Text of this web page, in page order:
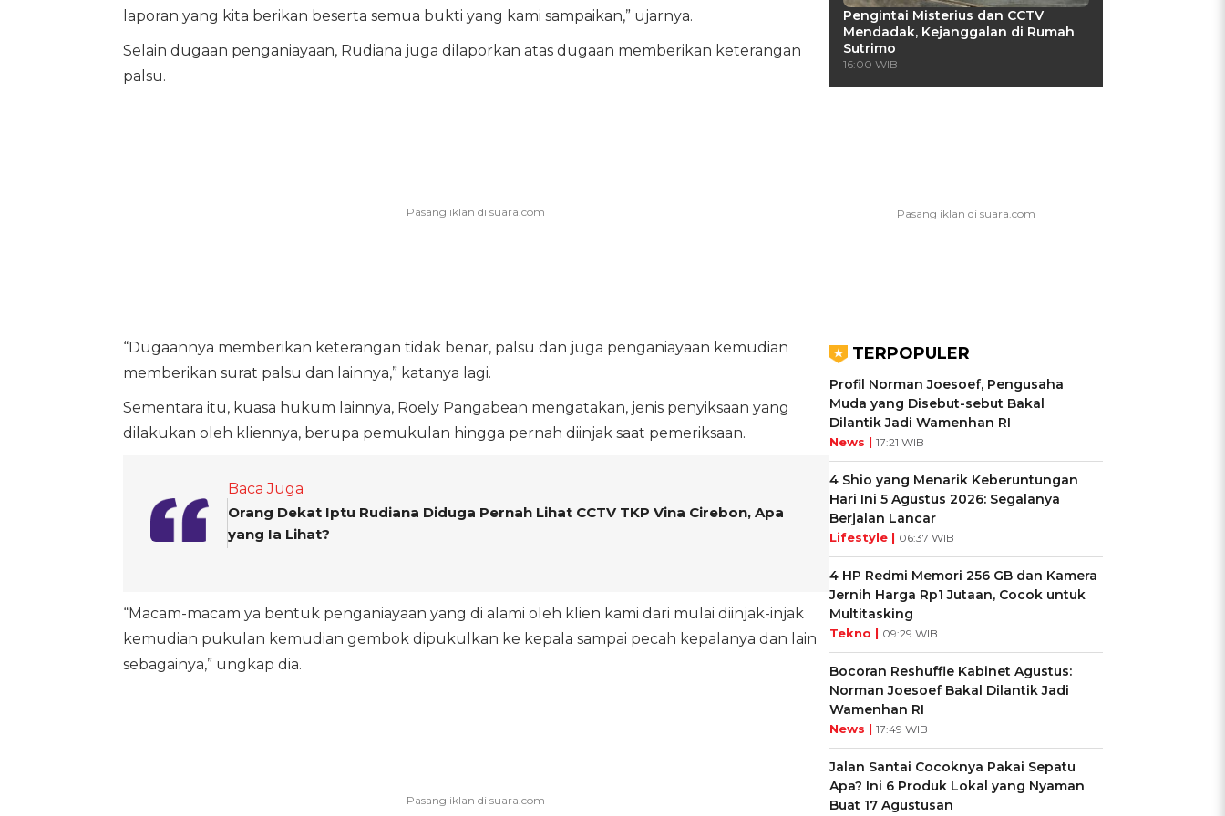
laporan yang kita berikan beserta semua bukti yang kami sampaikan,” ujarnya.
Selain dugaan penganiayaan, Rudiana juga dilaporkan atas dugaan memberikan keterangan
palsu.
“Dugaannya memberikan keterangan tidak benar, palsu dan juga penganiayaan kemudian
memberikan surat palsu dan lainnya,” katanya lagi.
Sementara itu, kuasa hukum lainnya, Roely Pangabean mengatakan, jenis penyiksaan yang
dilakukan oleh kliennya, berupa pemukulan hingga pernah diinjak saat pemeriksaan.
Baca Juga
Orang Dekat Iptu Rudiana Diduga Pernah Lihat CCTV TKP Vina Cirebon, Apa
yang Ia Lihat?
“Macam-macam ya bentuk penganiayaan yang di alami oleh klien kami dari mulai diinjak-injak
kemudian pukulan kemudian gembok dipukulkan ke kepala sampai pecah kepalanya dan lain
sebagainya,” ungkap dia.
Pengintai Misterius dan CCTV
Mendadak, Kejanggalan di Rumah
Sutrimo
16:00 WIB
TERPOPULER
Profil Norman Joesoef, Pengusaha
Muda yang Disebut-sebut Bakal
Dilantik Jadi Wamenhan RI
News | 17:21 WIB
4 Shio yang Menarik Keberuntungan
Hari Ini 5 Agustus 2026: Segalanya
Berjalan Lancar
Lifestyle | 06:37 WIB
4 HP Redmi Memori 256 GB dan Kamera
Jernih Harga Rp1 Jutaan, Cocok untuk
Multitasking
Tekno | 09:29 WIB
Bocoran Reshuffle Kabinet Agustus:
Norman Joesoef Bakal Dilantik Jadi
Wamenhan RI
News | 17:49 WIB
Jalan Santai Cocoknya Pakai Sepatu
Apa? Ini 6 Produk Lokal yang Nyaman
Buat 17 Agustusan